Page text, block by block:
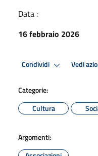
Data :
16 febbraio 2026
Condividi Vedi
Categorie:
Cultura
Argomenti: